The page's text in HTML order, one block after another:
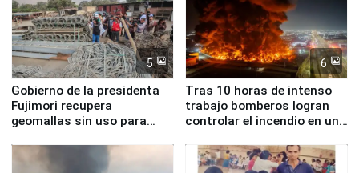
5
Gobierno de la presidenta
Fujimori recupera
geomallas sin uso para
Fenómeno El Niño
6
Tras 10 horas de intenso
trabajo bomberos logran
controlar el incendio en una
de Chile